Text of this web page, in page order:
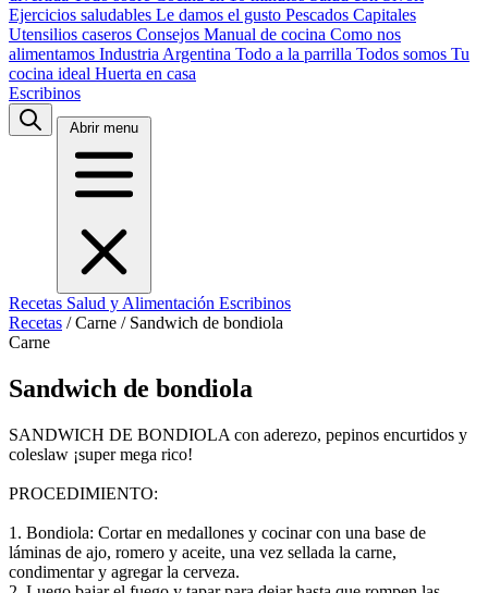
Ejercicios saludables Le damos el gusto Pescados Capitales
Utensilios caseros Consejos Manual de cocina Como nos
alimentamos Industria Argentina Todo a la parrilla Todos somos Tu
cocina ideal Huerta en casa
Escribinos
Abrir menu
Recetas Salud y Alimentación Escribinos
Recetas / Carne / Sandwich de bondiola
Carne
Sandwich de bondiola
SANDWICH DE BONDIOLA con aderezo, pepinos encurtidos y
coleslaw ¡super mega rico!
PROCEDIMIENTO:
1. Bondiola: Cortar en medallones y cocinar con una base de
láminas de ajo, romero y aceite, una vez sellada la carne,
condimentar y agregar la cerveza.